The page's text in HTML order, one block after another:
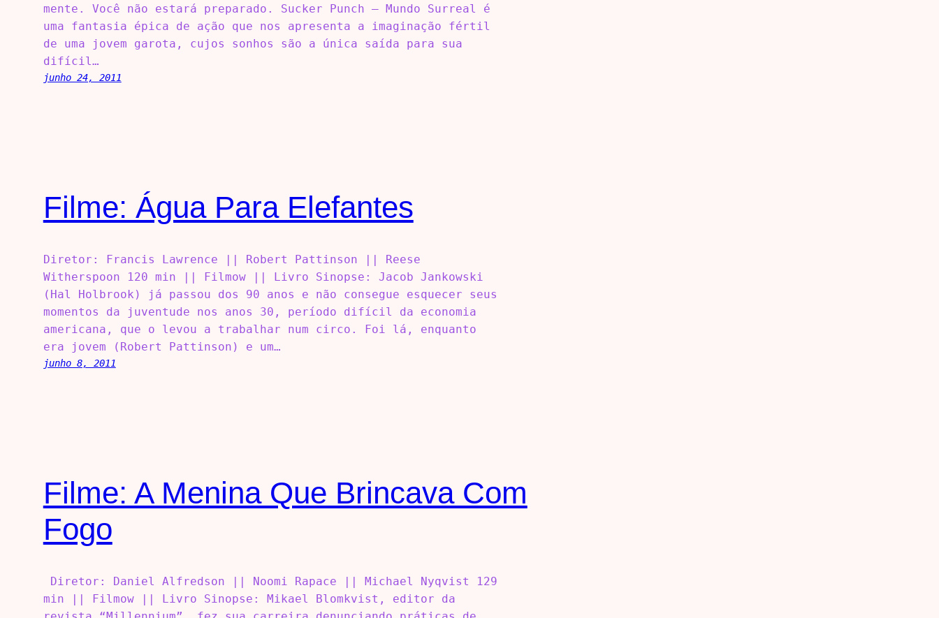
mente. Você não estará preparado. Sucker Punch – Mundo Surreal é
uma fantasia épica de ação que nos apresenta a imaginação fértil
de uma jovem garota, cujos sonhos são a única saída para sua
difícil…
junho 24, 2011
Filme: Água Para Elefantes
Diretor: Francis Lawrence || Robert Pattinson || Reese
Witherspoon 120 min || Filmow || Livro Sinopse: Jacob Jankowski
(Hal Holbrook) já passou dos 90 anos e não consegue esquecer seus
momentos da juventude nos anos 30, período difícil da economia
americana, que o levou a trabalhar num circo. Foi lá, enquanto
era jovem (Robert Pattinson) e um…
junho 8, 2011
Filme: A Menina Que Brincava Com
Fogo
Diretor: Daniel Alfredson || Noomi Rapace || Michael Nyqvist 129
min || Filmow || Livro Sinopse: Mikael Blomkvist, editor da